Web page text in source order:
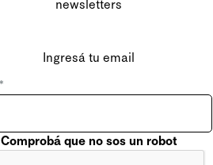
newsletters
Ingresá tu email
*
Comprobá que no sos un robot